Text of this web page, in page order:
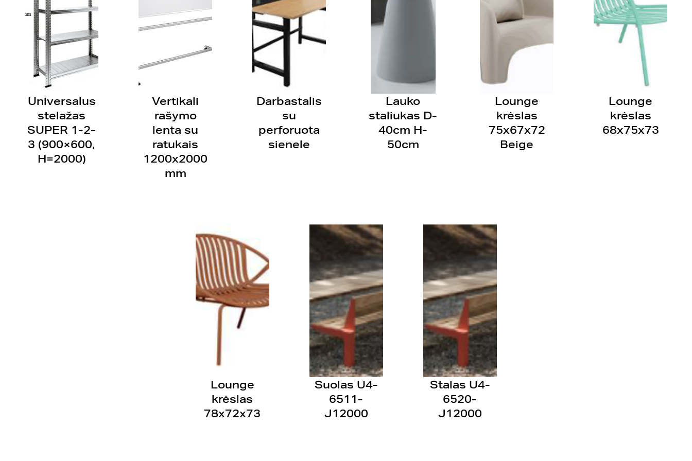
Universalus
stelažas
SUPER 1-2-
3 (900×600,
H=2000)
Vertikali
rašymo
lenta su
ratukais
1200x2000
mm
Darbastalis
su
perforuota
sienele
Lauko
staliukas D-
40cm H-
50cm
Lounge
krėslas
75x67x72
Beige
Lounge
krėslas
68x75x73
Lounge
krėslas
78x72x73
Suolas U4-
6511-
J12000
Stalas U4-
6520-
J12000